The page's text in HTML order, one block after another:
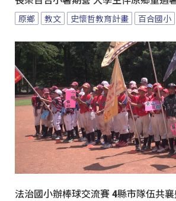
原鄉 教文 史懷哲教育計畫 百合國小
法治國小辦棒球交流賽 4縣市隊伍共